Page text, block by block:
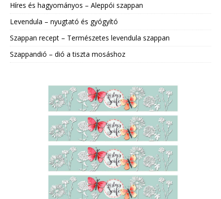
Híres és hagyományos – Aleppói szappan
Levendula – nyugtató és gyógyító
Szappan recept – Természetes levendula szappan
Szappandió – dió a tiszta mosáshoz